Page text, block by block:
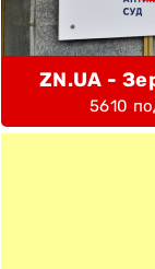
ZN.UA -
5610